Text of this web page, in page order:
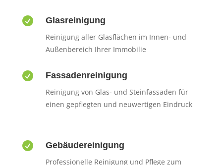
 Glasreinigung
Reinigung aller Glasflächen im Innen- und
Außenbereich Ihrer Immobilie
 Fassadenreinigung
Reinigung von Glas- und Steinfassaden für
einen gepflegten und neuwertigen Eindruck
 Gebäudereinigung
Professionelle Reinigung und Pflege zum